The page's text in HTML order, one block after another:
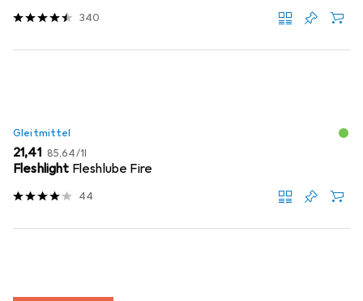
340
Gleitmittel
EUR
21,41 EUR
85,64/1l
Fleshlight Fleshlube Fire
44